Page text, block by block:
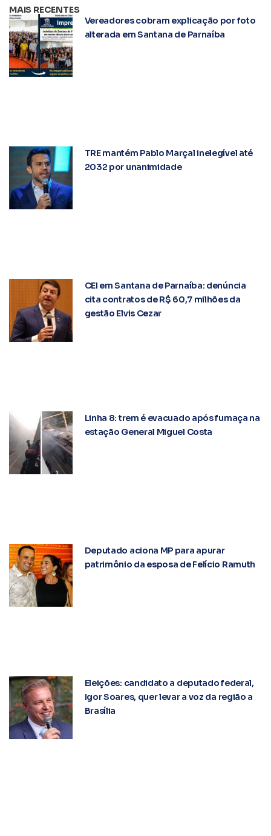
MAIS RECENTES
Vereadores cobram explicação por foto
alterada em Santana de Parnaíba
TRE mantém Pablo Marçal inelegível até
2032 por unanimidade
CEI em Santana de Parnaíba: denúncia
cita contratos de R$ 60,7 milhões da
gestão Elvis Cezar
Linha 8: trem é evacuado após fumaça na
estação General Miguel Costa
Deputado aciona MP para apurar
patrimônio da esposa de Felício Ramuth
Eleições: candidato a deputado federal,
Igor Soares, quer levar a voz da região a
Brasília